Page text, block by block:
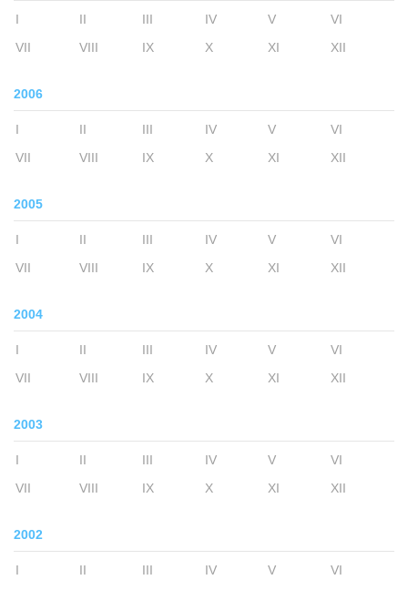
I II III IV V
VI
VII
VIII IX X XI XII
2006
I II III IV V
VI
VII
VIII IX X XI XII
2005
I II III IV V
VI
VII
VIII IX X XI XII
2004
I II III IV V
VI
VII
VIII IX X XI XII
2003
I II III IV V
VI
VII
VIII IX X XI XII
2002
I II III IV V
VI